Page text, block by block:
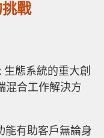
戰
態系統的重大創
混合工作解決方
有助客戶無論身